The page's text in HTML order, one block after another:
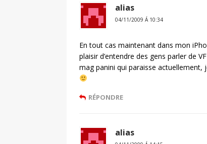
alias
04/11/2009 Á 10:34
En tout cas maintenant dans mon
plaisir d’entendre des gens parler de
mag panini qui paraisse
RÉPONDRE
alias